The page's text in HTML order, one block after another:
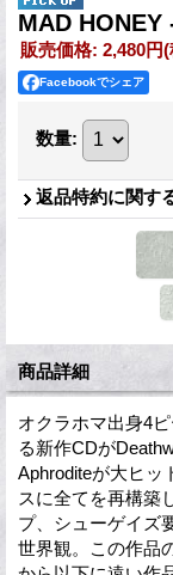
MAD
販売価格: 2,480円(
Facebookでシェア
数量:
返品特約に関す
商品詳細
オクラホマ出身4
る新作CDが
Aphroditeが大ヒッ
スに全てを再構築
プ、シューゲイズ
世界観。この作品